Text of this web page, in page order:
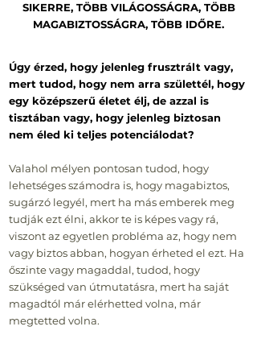
SIKERRE, TÖBB VILÁGOSSÁGRA, TÖBB
MAGABIZTOSSÁGRA, TÖBB IDŐRE.
Úgy érzed, hogy jelenleg frusztrált vagy,
mert tudod, hogy nem arra születtél, hogy
egy középszerű életet élj, de azzal is
tisztában vagy, hogy jelenleg biztosan
nem éled ki teljes potenciálodat?
Valahol mélyen pontosan tudod, hogy
lehetséges számodra is, hogy magabiztos,
sugárzó legyél, mert ha más emberek meg
tudják ezt élni, akkor te is képes vagy rá,
viszont az egyetlen probléma az, hogy nem
vagy biztos abban, hogyan érheted el ezt. Ha
őszinte vagy magaddal, tudod, hogy
szükséged van útmutatásra, mert ha saját
magadtól már elérhetted volna, már
megtetted volna.